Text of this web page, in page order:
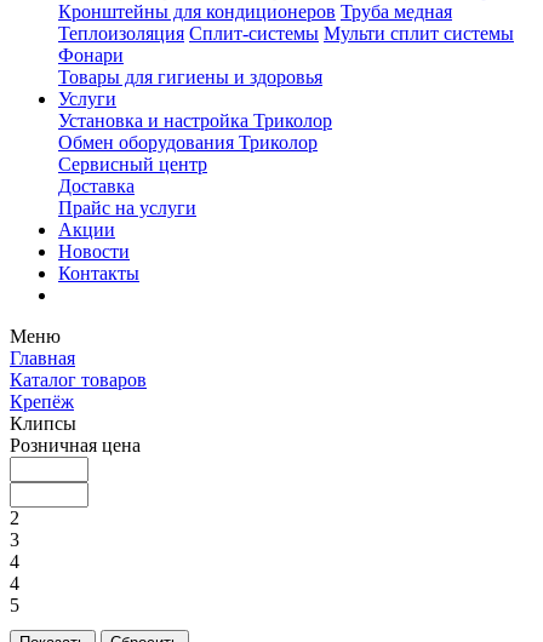
Кронштейны для кондиционеров Труба медная
Теплоизоляция Сплит-системы Мульти сплит системы
Фонари
Товары для гигиены и здоровья
Услуги
Установка и настройка Триколор
Обмен оборудования Триколор
Сервисный центр
Доставка
Прайс на услуги
Акции
Новости
Контакты
Меню
Главная
Каталог товаров
Крепёж
Клипсы
Розничная цена
2
3
4
4
5